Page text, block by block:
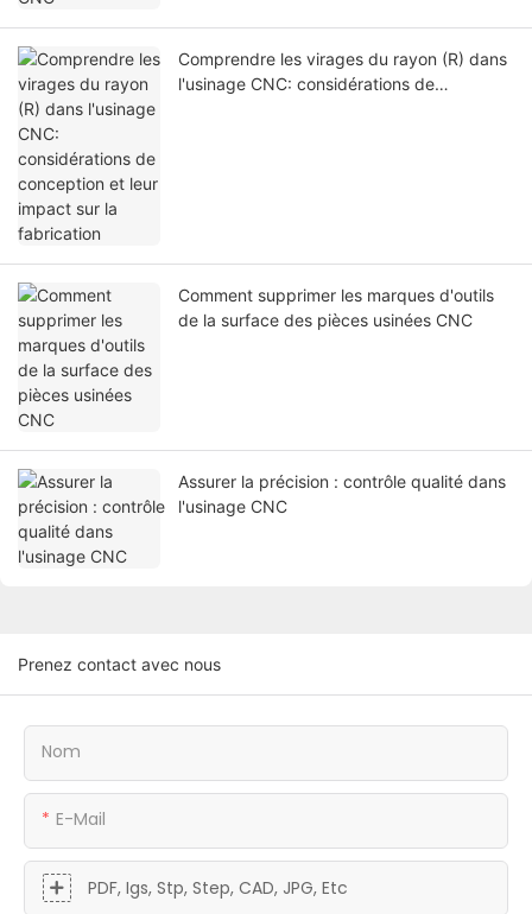
Comprendre les virages du rayon (R) dans
l'usinage CNC: considérations de
Comment supprimer les marques d'outils
de la surface des pièces usinées CNC
Assurer la précision : contrôle qualité dans
l'usinage CNC
Prenez contact avec nous
Nom
E-Mail
PDF, Igs, Stp, Step, CAD, JPG, Etc